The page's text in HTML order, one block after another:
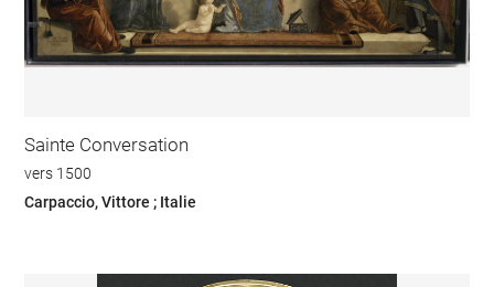
Sainte Conversation
vers 1500
Carpaccio, Vittore ; Italie